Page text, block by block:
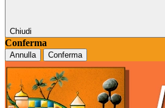
Chiudi
Conferma
Annulla Conferma